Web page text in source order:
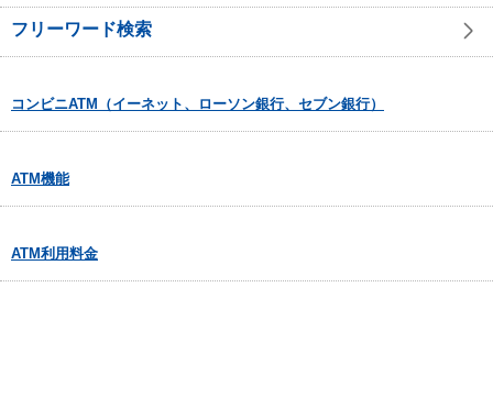
フリーワード検索
コンビニATM（イーネット、ローソン銀行、セブン銀行）
ATM機能
ATM利用料金